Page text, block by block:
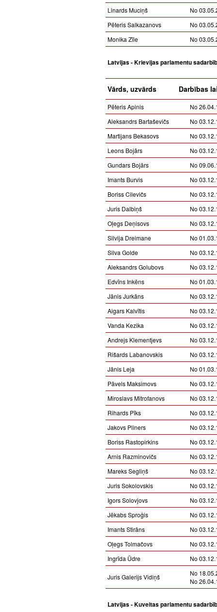
Linards Muciņš
No
Pēteris Salkazanovs
No
Monika Zīle
No
Latvijas - Krievijas parlamentu
Vārds, uzvārds Darbības
Pēteris Apinis
No
Aleksandrs Bartaševičs
No
Martijans Bekasovs
No
Leons Bojārs
No
Gundars Bojārs
No
Imants Burvis
No
Boriss Cilevičs
No
Juris Dalbiņš
No
Oļegs Deņisovs
No
Silvija Dreimane
No
Silva Golde
No
Aleksandrs Golubovs
No
Edvīns Inkēns
No
Jānis Jurkāns
No
Aigars Kalvītis
No
Vanda Kezika
No
Andrejs Klementjevs
No
Rišards Labanovskis
No
Jānis Leja
No
Pāvels Maksimovs
No
Miroslavs Mitrofanovs
No
Rihards Pīks
No
Jakovs Pliners
No
Boriss Rastopirkins
No
Arnis Razminovičs
No
Mareks Segliņš
No
Juris Sokolovskis
No
Igors Solovjovs
No
Jēkabs Sproģis
No
Imants Stirāns
No
Oļegs Tolmačovs
No
Ingrīda Ūdre
No
Juris Galerijs Vidiņš
No
No
Latvijas - Kuveitas parlamentu